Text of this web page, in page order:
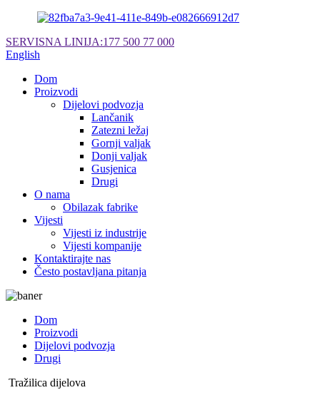
SERVISNA LINIJA:177 500 77 000
English
Dom
Proizvodi
Dijelovi podvozja
Lančanik
Zatezni ležaj
Gornji valjak
Donji valjak
Gusjenica
Drugi
O nama
Obilazak fabrike
Vijesti
Vijesti iz industrije
Vijesti kompanije
Kontaktirajte nas
Često postavljana pitanja
Dom
Proizvodi
Dijelovi podvozja
Drugi
Tražilica dijelova